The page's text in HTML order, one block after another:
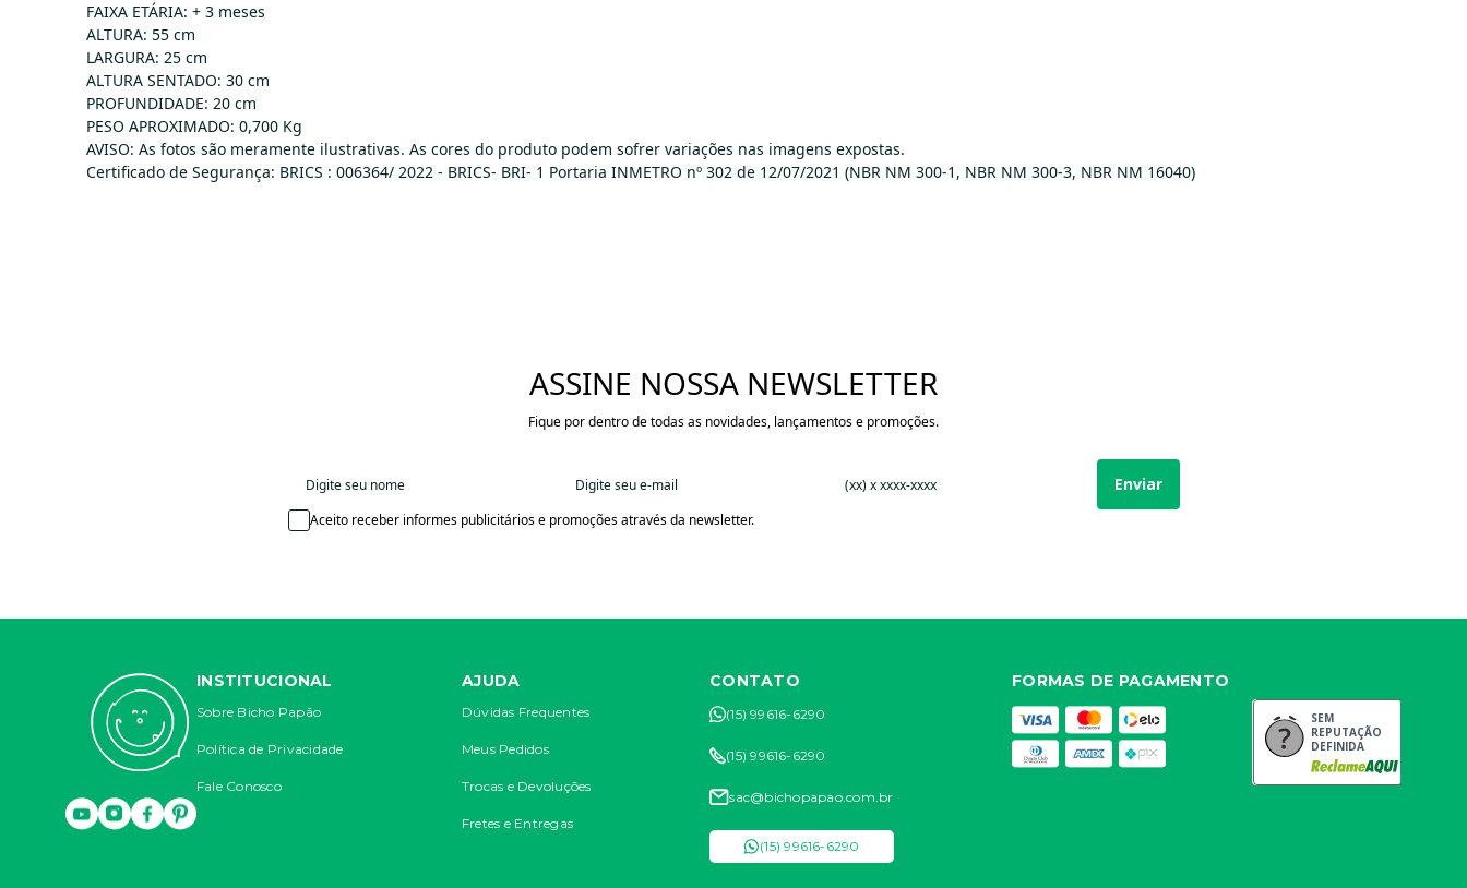
FAIXA ETÁRIA: + 3 meses
ALTURA: 55 cm
LARGURA: 25 cm
ALTURA SENTADO: 30 cm
PROFUNDIDADE: 20 cm
PESO APROXIMADO: 0,700 Kg
AVISO: As fotos são meramente ilustrativas. As cores do produto podem sofrer variações nas imagens expostas.
Certificado de Segurança: BRICS : 006364/ 2022 - BRICS- BRI- 1 Portaria INMETRO nº 302 de 12/07/2021 (NBR NM 300-1, NBR NM 300-3, NBR NM 16040)
ASSINE NOSSA NEWSLETTER
Fique por dentro de todas as novidades, lançamentos e promoções.
Enviar
Aceito receber informes publicitários e promoções através da newsletter.
INSTITUCIONAL
Sobre Bicho Papão
Política de Privacidade
Fale Conosco
AJUDA
Dúvidas Frequentes
Meus Pedidos
Trocas e Devoluções
Fretes e Entregas
CONTATO
(15) 99616-6290
(15) 99616-6290
sac@bichopapao.com.br
(15) 99616-6290
FORMAS DE PAGAMENTO
SEM
REPUTAÇÃO
DEFINIDA